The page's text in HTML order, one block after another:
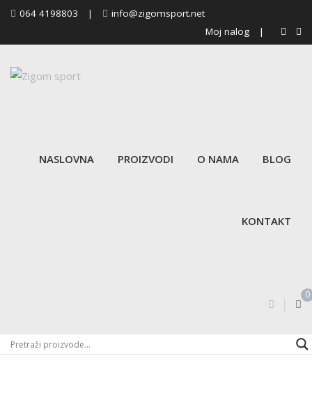
Skip
content
064 4198803 |
info@zigomsport.net
Moj nalog
|
NASLOVNA PROIZVODI O NAMA BLOG
KONTAKT
0
|